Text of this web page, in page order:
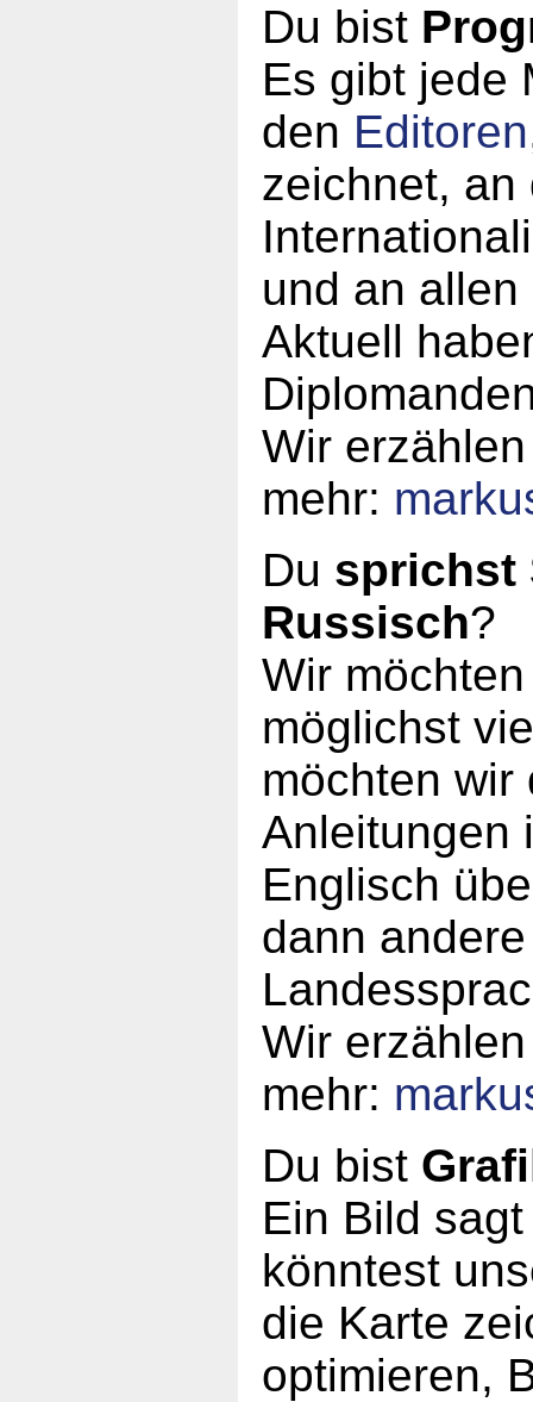
Du bist
Es gibt jede
den Editoren
zeichnet, an
und an
Aktuell
Wir
mehr:
Du sprichst
Russisch?
Wir
möglichst
möchten wir
Anleitungen
Englisch
dann
Wir
mehr:
Du bist
Ein Bild
könntest
die Karte
optimieren,